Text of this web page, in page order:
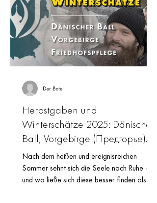
Herbstgaben und
Winterschätze 2025: Dänischer
Ball, Vorgebirge (Предгорье)
und Friedhofspflege
Nach dem heißen und ereignisreichen
Sommer sehnt sich die Seele nach Ruhe –
und wo ließe sich diese besser finden als in
Der Bote